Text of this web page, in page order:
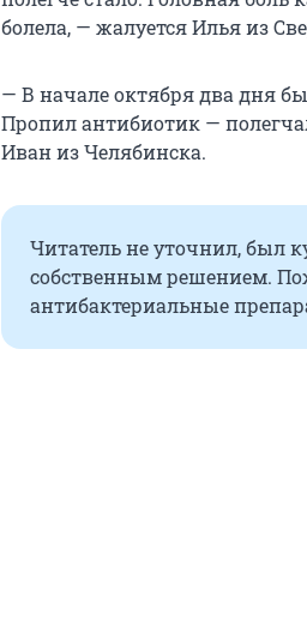
болела, — жалуется Илья из
— В начале октября два дня
Пропил антибиотик —
Иван из Челябинска.
Читатель не уточнил, был
собственным решением.
антибактериальные